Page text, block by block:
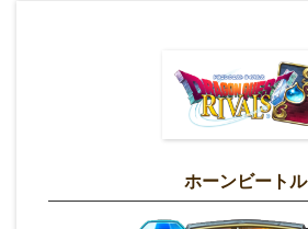
ホーンビートル